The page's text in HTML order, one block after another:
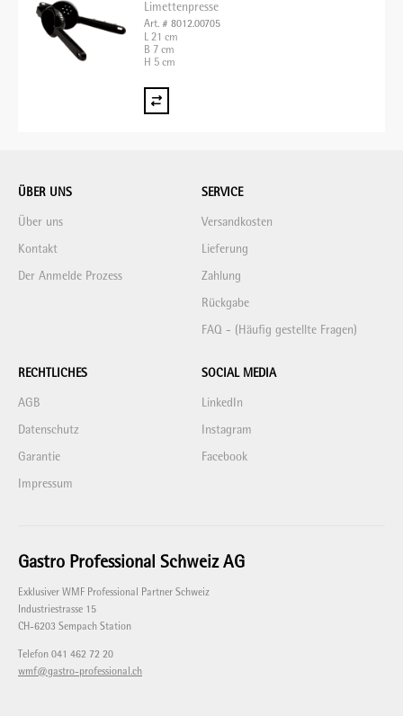
Limettenpresse
Art. # 8012.00705
L 21 cm
B 7 cm
H 5 cm
ÜBER UNS
Über uns
Kontakt
Der Anmelde Prozess
SERVICE
Versandkosten
Lieferung
Zahlung
Rückgabe
FAQ - (Häufig gestellte Fragen)
RECHTLICHES
AGB
Datenschutz
Garantie
Impressum
SOCIAL MEDIA
LinkedIn
Instagram
Facebook
Gastro Professional Schweiz AG
Exklusiver WMF Professional Partner Schweiz
Industriestrasse 15
CH-6203 Sempach Station
Telefon 041 462 72 20
wmf@gastro-professional.ch